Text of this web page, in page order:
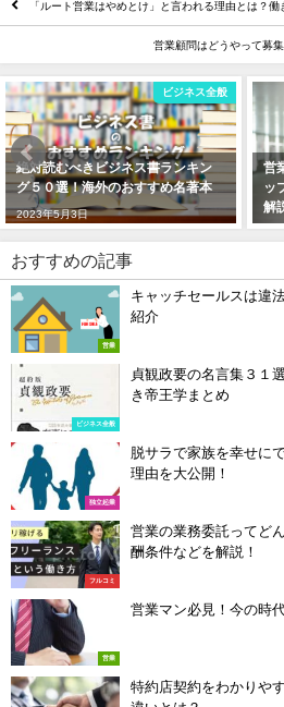
「ルート営業はやめとけ」と言われる理由とは？働
営業顧問はどうやって募
営業
営業職の服装はどうする？成績ア
ップに繋がる男性＆女性スーツを
解説！
リ
し
説
おすすめの記事
営業
キャッチセールスは違
紹介
ビジネス全般
貞観政要の名言集３１
き帝王学まとめ
独立起業
脱サラで家族を幸せに
理由を大公開！
フルコミ
営業の業務委託ってど
酬条件などを解説！
営業
営業マン必見！今の時
特約店契約をわかりや